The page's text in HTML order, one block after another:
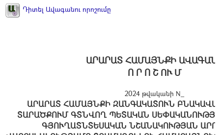
Դիտել Ավագանու որոշումը
ԱՐԱՐԱՏ ՀԱՄԱՅՆՔԻ
Ո Ր Ո Շ ՈՒ Մ
2024 թվականի N_
ԱՐԱՐԱՏ ՀԱՄԱՅՆՔԻ ԶԱՆԳԱԿԱՏՈՒՆ
ՏԱՐԱԾՔՈՒՄ ԳՏՆՎՈՂ ՊԵՏԱԿԱՆ
ԳՅՈՒՂԱՏՆՏԵՍԱԿԱՆ ՆՇԱՆԱԿՈՒԹՅԱՆ